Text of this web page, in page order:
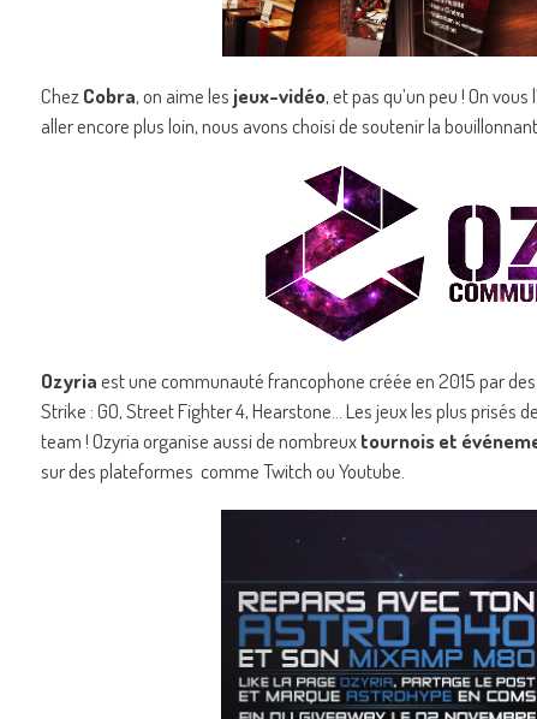
Chez Cobra, on aime les jeux-vidéo, et pas qu’un peu ! On
aller encore plus loin, nous avons choisi de soutenir la
Ozyriaest une communauté francophone créée en 2015 par
Strike : GO, Street Fighter 4, Hearstone… Les jeux les plus prisés
team ! Ozyria organise aussi de nombreuxtournois et
sur des plateformes comme Twitch ou Youtube.